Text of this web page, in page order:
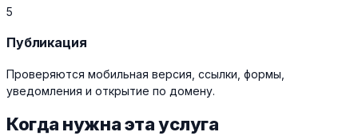
5
Публикация
Проверяются мобильная версия, ссылки, формы,
уведомления и открытие по домену.
Когда нужна эта услуга